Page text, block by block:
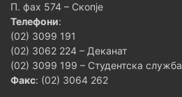
П. фах 574 – Скопје
Телефони:
(02) 3099 191
(02) 3062 224 – Деканат
(02) 3099 199 – Студентска служба
Факс: (02) 3064 262